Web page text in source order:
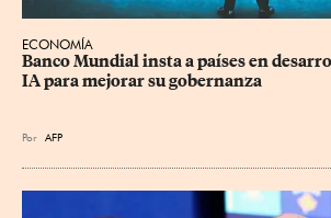
ECONOMÍA
Banco Mundial insta a países en
IA para mejorar su gobernanza
Por AFP